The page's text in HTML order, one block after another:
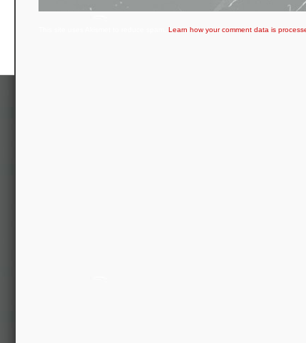
Learn how your comment data is